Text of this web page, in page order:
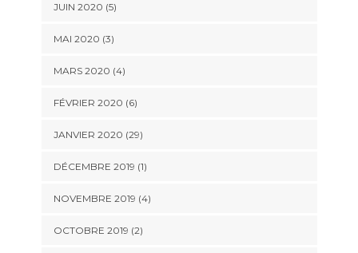
JUIN 2020 (5)
MAI 2020 (3)
MARS 2020 (4)
FÉVRIER 2020 (6)
JANVIER 2020 (29)
DÉCEMBRE 2019 (1)
NOVEMBRE 2019 (4)
OCTOBRE 2019 (2)